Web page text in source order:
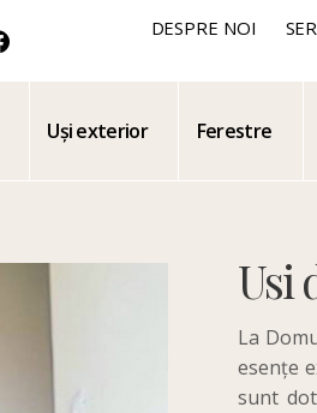
DESPRE NOI
Uși exterior Ferestre
Usi
La
esențe
sunt